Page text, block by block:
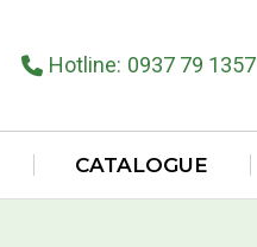
Hotline: 0937 79 1357
CATALOGUE